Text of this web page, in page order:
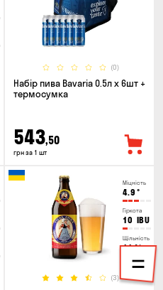
(0)
Набір пива Bavaria 0.5л х 6шт +
термосумка
543,50
грн за 1 шт
Міцність
4.9 °
Гіркота
10 IBU
Щільність
11%
(3)